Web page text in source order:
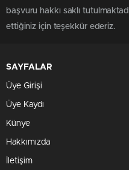
başvuru hakkı saklı
ettiğiniz için teşekkür ederiz.
SAYFALAR
Üye Girişi
Üye Kaydı
Künye
Hakkımızda
İletişim